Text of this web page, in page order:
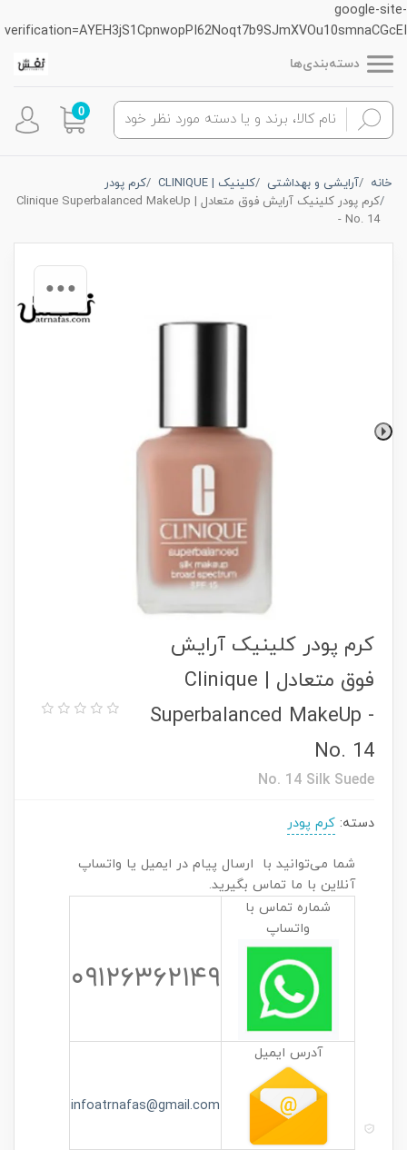
google-site-
verification=AYEH3jS1CpnwopPI62Noqt7b9SJmXVOu10smnaCGcEI
دسته‌بندی‌ها
0
خانه آرایشی و بهداشتی کلینیک | CLINIQUE
کرم پودر
کرم پودر کلینیک آرایش فوق متعادل | Clinique Superbalanced MakeUp
- No. 14
کرم پودر کلینیک آرایش
فوق متعادل | Clinique
Superbalanced MakeUp -
No. 14
No. 14 Silk Suede
دسته: کرم پودر
شما می‌توانید با ارسال پیام در ایمیل یا واتساپ
آنلاین با ما تماس بگیرید.
شماره تماس با
واتساپ
۰۹۱۲۶۳۶۲۱۴۹
آدرس ایمیل
infoatrnafas@gmail.com